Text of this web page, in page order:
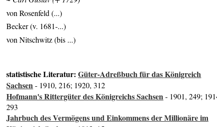
von Rosenfeld (...)
Becker (v. 1681-...)
von Nitschwitz (bis ...)
statistische Literatur:Güter-Adreßbuch für das Königreich
Sachsen- 1910, 216; 1920, 312
Hofmann's Rittergüter des Königreichs Sachsen- 1901, 249;
293
Jahrbuch des Vermögens und Einkommens der Millionäre im